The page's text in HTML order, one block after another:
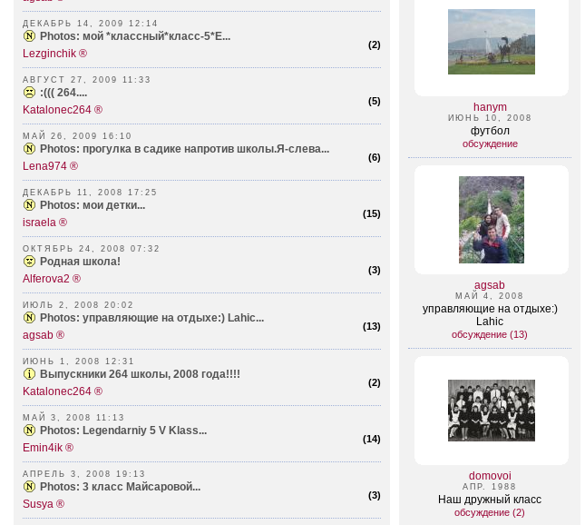
hanym
ИЮНЬ 10, 2008
футбол
обсуждение
agsab
МАЙ 4, 2008
управляющие на отдыхе:)
Lahic
обсуждение (13)
domovoi
АПР. 1988
Наш дружный класс
обсуждение (2)
ДЕКАБРЬ 14, 2009 12:14
(2)
Photos: мой *классный*класс-5*Е...
Lezginchik ®
АВГУСТ 27, 2009 11:33
(5)
:((( 264....
Katalonec264 ®
МАЙ 26, 2009 16:10
(6)
Photos: прогулка в садике напротив школы.Я-слева...
Lena974 ®
ДЕКАБРЬ 11, 2008 17:25
(15)
Photos: мои детки...
israela ®
ОКТЯБРЬ 24, 2008 07:32
(3)
Родная школа!
Alferova2 ®
ИЮЛЬ 2, 2008 20:02
(13)
Photos: управляющие на отдыхе:) Lahic...
agsab ®
ИЮНЬ 1, 2008 12:31
(2)
Выпускники 264 школы, 2008 года!!!!
Katalonec264 ®
МАЙ 3, 2008 11:13
(14)
Photos: Legendarniy 5 V Klass...
Emin4ik ®
АПРЕЛЬ 3, 2008 19:13
(3)
Photos: 3 класс Майсаровой...
Susya ®